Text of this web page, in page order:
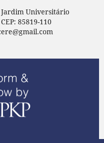
Universitário
85819-110